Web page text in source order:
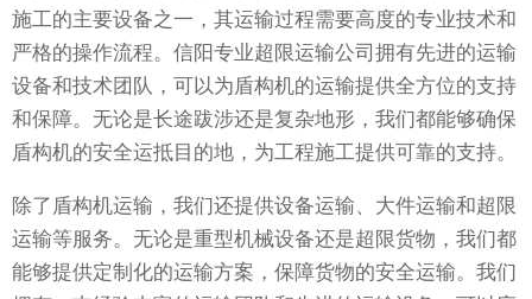
施工的主要设备之一，其运输过程需要高度的专业技术和
严格的操作流程。信阳专业超限运输公司拥有先进的运输
设备和技术团队，可以为盾构机的运输提供全方位的支持
和保障。无论是长途跋涉还是复杂地形，我们都能够确保
盾构机的安全运抵目的地，为工程施工提供可靠的支持。
除了盾构机运输，我们还提供设备运输、大件运输和超限
运输等服务。无论是重型机械设备还是超限货物，我们都
能够提供定制化的运输方案，保障货物的安全运输。我们